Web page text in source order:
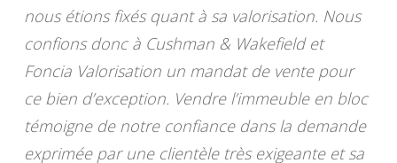
nous étions fixés quant à sa valorisation. Nous
confions donc à Cushman & Wakefield et
Foncia Valorisation un mandat de vente pour
ce bien d’exception. Vendre l’immeuble en bloc
témoigne de notre confiance dans la demande
exprimée par une clientèle très exigeante et sa